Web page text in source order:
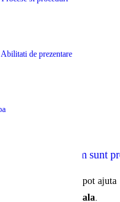
de prezentare
spamul. Află cum sunt
de servicii care va pot ajuta
organizationala